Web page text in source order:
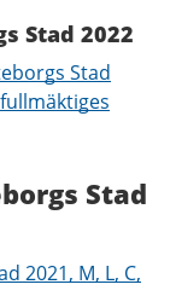
Stad 2022
Stad
Stad
2021, M, L, C,